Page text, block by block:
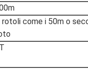
rotoli come i 50m o